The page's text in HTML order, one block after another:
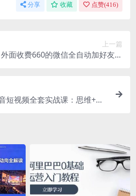
分享 收藏 点赞(416)
上一篇
外面收费660的微信全自动加好友工
短视频全套实战课：思维+拍